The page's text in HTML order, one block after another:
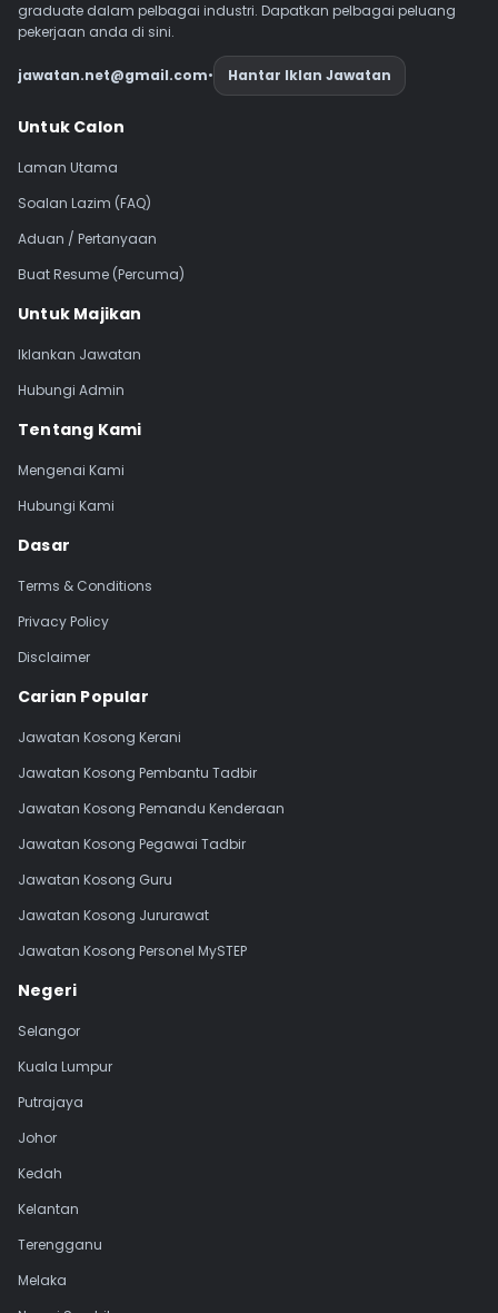
graduate dalam pelbagai industri. Dapatkan pelbagai peluang
pekerjaan anda di sini.
jawatan.net@gmail.com• Hantar Iklan Jawatan
Navigasi Footer
Untuk Calon
Laman Utama
Soalan Lazim (FAQ)
Aduan / Pertanyaan
Buat Resume (Percuma)
Untuk Majikan
Iklankan Jawatan
Hubungi Admin
Tentang Kami
Mengenai Kami
Hubungi Kami
Dasar
Terms & Conditions
Privacy Policy
Disclaimer
Carian Popular
Jawatan Kosong Kerani
Jawatan Kosong Pembantu Tadbir
Jawatan Kosong Pemandu Kenderaan
Jawatan Kosong Pegawai Tadbir
Jawatan Kosong Guru
Jawatan Kosong Jururawat
Jawatan Kosong Personel MySTEP
Negeri
Selangor
Kuala Lumpur
Putrajaya
Johor
Kedah
Kelantan
Terengganu
Melaka